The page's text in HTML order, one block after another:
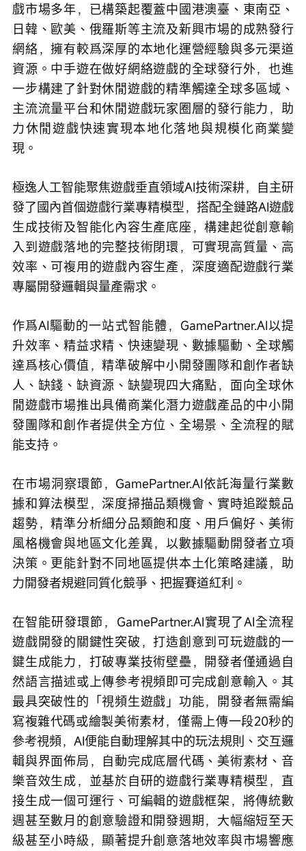
戲市場多年，已構築起覆蓋中國港澳臺、東南亞、
日韓、歐美、俄羅斯等主流及新興市場的成熟發行
網絡，擁有較爲深厚的本地化運營經驗與多元渠道
資源。中手遊在做好網絡遊戲的全球發行外，也進
一步構建了針對休閒遊戲的精準觸達全球多區域、
主流流量平台和休閒遊戲玩家圈層的發行能力，助
力休閒遊戲快速實現本地化落地與規模化商業變
現。
極逸人工智能聚焦遊戲垂直領域AI技術深耕，自主研
發了國內首個遊戲行業專精模型，搭配全鏈路AI遊戲
生成技術及智能化內容生產底座，構建起從創意輸
入到遊戲落地的完整技術閉環，可實現高質量、高
效率、可複用的遊戲內容生產，深度適配遊戲行業
專屬開發邏輯與量產需求。
作爲AI驅動的一站式智能體，GamePartner.AI以提
升效率、精益求精、快速變現、數據驅動、全球觸
達爲核心價值，精準破解中小開發團隊和創作者缺
人、缺錢、缺資源、缺變現四大痛點，面向全球休
閒遊戲市場推出具備商業化潛力遊戲產品的中小開
發團隊和創作者提供全方位、全場景、全流程的賦
能支持。
在市場洞察環節，GamePartner.AI依託海量行業數
據和算法模型，深度掃描品類機會、實時追蹤競品
趨勢，精準分析細分品類飽和度、用戶偏好、美術
風格機會與地區文化差異，以數據驅動開發者立項
決策。更能針對不同地區提供本土化策略建議，助
力開發者規避同質化競爭、把握賽道紅利。
在智能研發環節，GamePartner.AI實現了AI全流程
遊戲開發的關鍵性突破，打造創意到可玩遊戲的一
鍵生成能力，打破專業技術壁壘，開發者僅通過自
然語言描述或上傳參考視頻即可完成創意輸入。其
最具突破性的「視頻生遊戲」功能，開發者無需編
寫複雜代碼或繪製美術素材，僅需上傳一段20秒的
參考視頻，AI便能自動理解其中的玩法規則、交互邏
輯與界面佈局，自動完成底層代碼、美術素材、音
樂音效生成，並基於自研的遊戲行業專精模型，直
接生成一個可運行、可編輯的遊戲框架，將傳統數
週甚至數月的創意驗證和開發週期，大幅縮短至天
級甚至小時級，顯著提升創意落地效率與市場響應